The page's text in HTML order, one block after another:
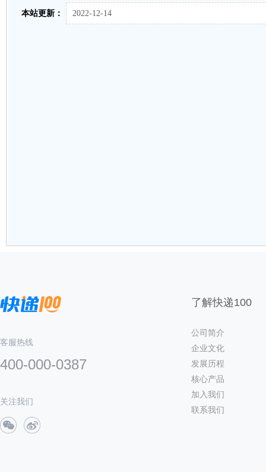
本站更新： 2022-12-14
客服热线
400-000-0387
关注我们
了解快递100
公司简介
企业文化
发展历程
核心产品
加入我们
联系我们